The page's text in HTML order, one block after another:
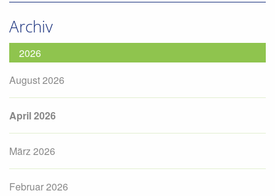
Archiv
2026
August 2026
April 2026
März 2026
Februar 2026